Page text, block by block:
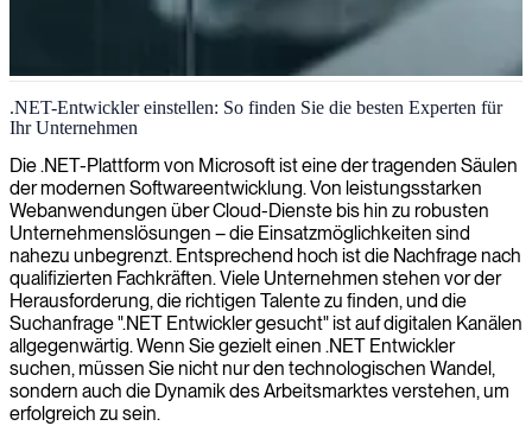
.NET-Softwareentwicklung
Wir liefern spezialisierte .NET-Entwickler, die robuste, effiziente
Anwendungen entwickeln und sich nahtlos in Ihr Team integrieren,
um Ihre Projekte voranzutreiben.
.NET-Entwickler einstellen: So finden Sie die besten Experten für
Ihr Unternehmen
Die .NET-Plattform von Microsoft ist eine der tragenden Säulen
der modernen Softwareentwicklung. Von leistungsstarken
Webanwendungen über Cloud-Dienste bis hin zu robusten
Unternehmenslösungen – die Einsatzmöglichkeiten sind
nahezu unbegrenzt. Entsprechend hoch ist die Nachfrage nach
qualifizierten Fachkräften. Viele Unternehmen stehen vor der
Herausforderung, die richtigen Talente zu finden, und die
Suchanfrage ".NET Entwickler gesucht" ist auf digitalen Kanälen
allgegenwärtig. Wenn Sie gezielt einen .NET Entwickler
suchen, müssen Sie nicht nur den technologischen Wandel,
sondern auch die Dynamik des Arbeitsmarktes verstehen, um
erfolgreich zu sein.